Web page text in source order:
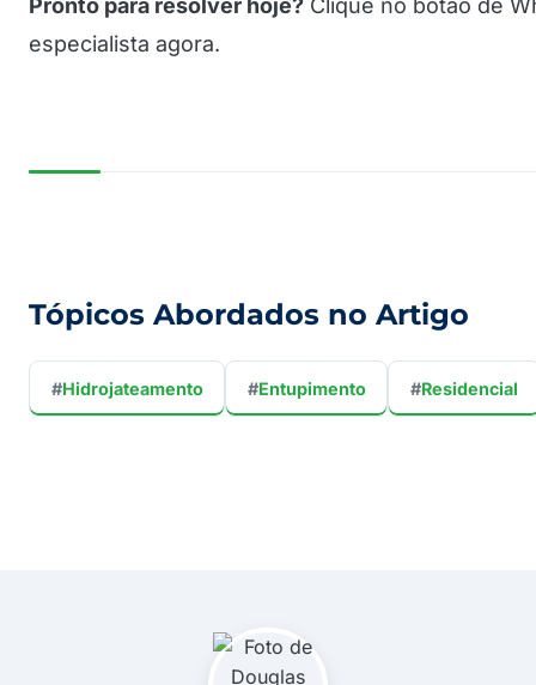
Pronto para resolver hoje? Clique no botão de
especialista agora.
Tópicos Abordados no Artigo
#Hidrojateamento #Entupimento #Residencial